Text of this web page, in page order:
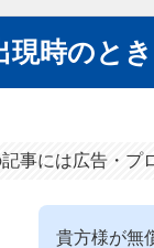
現時のと
記事には広告・プ
貴方様が無